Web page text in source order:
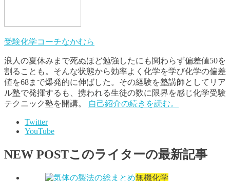
受験化学コーチなかむら
浪人の夏休みまで死ぬほど勉強したにも関わらず偏差値50を
割ることも。そんな状態から効率よく化学を学び化学の偏差
値を68まで爆発的に伸ばした。その経験を塾講師としてリア
ル塾で発揮するも、携われる生徒の数に限界を感じ化学受験
テクニック塾を開講。
自己紹介の続きを読む。
Twitter
YouTube
NEW POSTこのライターの最新記事
無機化学